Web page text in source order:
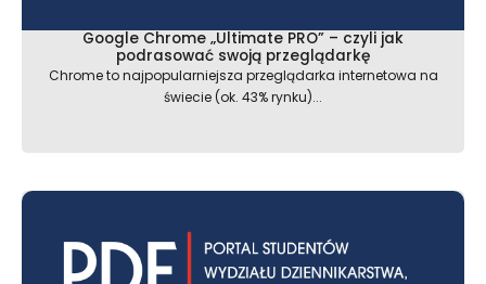
Google Chrome „Ultimate PRO” – czyli jak
podrasować swoją przeglądarkę
Chrome to najpopularniejsza przeglądarka internetowa na
świecie (ok. 43% rynku)...